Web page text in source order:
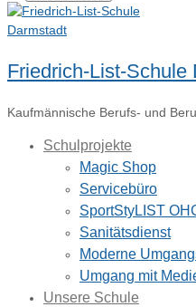
Friedrich-List-Schule
Kaufmännische Berufs- und
Schulprojekte
Magic Shop
Servicebüro
SportStyLIST
Sanitätsdienst
Moderne
Umgang mit
Unsere Schule